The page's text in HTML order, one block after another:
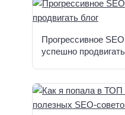
Прогрессивное
успешно